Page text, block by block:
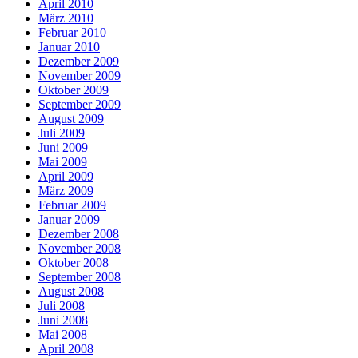
April 2010
März 2010
Februar 2010
Januar 2010
Dezember 2009
November 2009
Oktober 2009
September 2009
August 2009
Juli 2009
Juni 2009
Mai 2009
April 2009
März 2009
Februar 2009
Januar 2009
Dezember 2008
November 2008
Oktober 2008
September 2008
August 2008
Juli 2008
Juni 2008
Mai 2008
April 2008